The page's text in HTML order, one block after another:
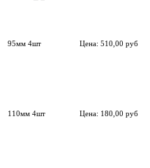
95мм 4шт Цена: 510,00 руб
110мм 4шт Цена: 180,00 руб